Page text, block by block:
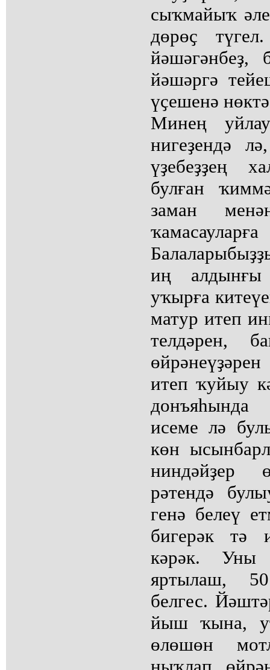
сыҡмайыҡ
дөрөҫ
йәшәргә
үҫешенә
Минең
нигеҙендә
үҙебеҙҙең
булған
заман
иң алдынғы
уҡырға
матур итеп
телдәрен,
итеп ҡуйыу
донъяһында
исеме лә
көн
ниндәйҙер
рәтендә
генә белеү
бигерәк тә
кәрәк. Уны
яртылаш,
белгес.
йыш ҡына,
өлөшөн